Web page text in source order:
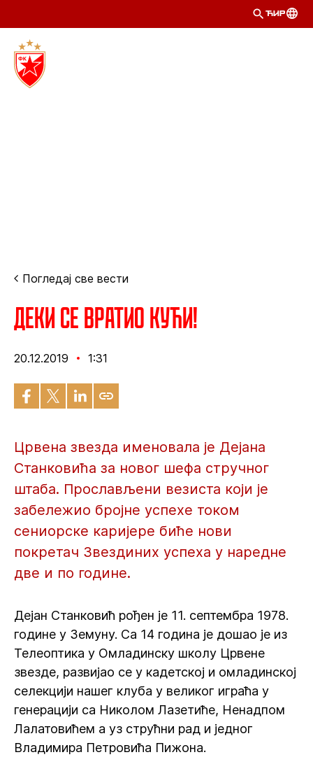
ЋИР
Погледај све вести
Деки се вратио кући!
20.12.2019 1:31
Црвена звезда именовала је Дејана
Станковића за новог шефа стручног
штаба. Прослављени везиста који је
забележио бројне успехе током
сениорске каријере биће нови
покретач Звездиних успеха у наредне
две и по године.
Дејан Станковић рођен је 11. септембра 1978.
године у Земуну. Са 14 година је дошао је из
Телеоптика у Омладинску школу Црвене
звезде, развијао се у кадетској и омладинској
селекцији нашег клуба у великог играћа у
генерацији са Николом Лазетиће, Ненадпом
Лалатовићем а уз струћни рад и једног
Владимира Петровића Пижона.